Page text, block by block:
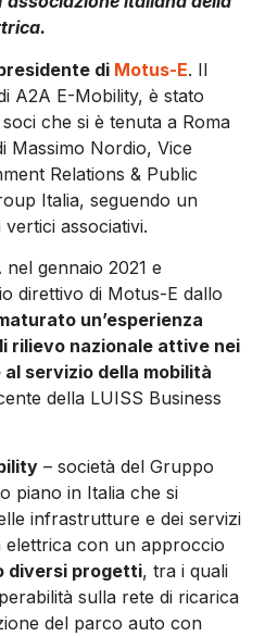
di Motus-E. Il
A2A E-Mobility, è stato
che si è tenuta a Roma
Massimo Nordio, Vice
Relations & Public
Italia, seguendo un
associativi.
gennaio 2021 e
direttivo di Motus-E dallo
un’esperienza
rilievo nazionale attive nei
servizio della mobilità
della LUISS Business
– società del Gruppo
piano in Italia che si
infrastrutture e dei servizi
elettrica con un approccio
diversi progetti, tra i quali
sulla rete di ricarica
del parco auto con